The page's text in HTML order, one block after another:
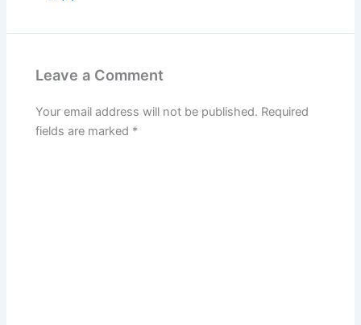
Leave a Comment
Your email address will not be published. Required
fields are marked *